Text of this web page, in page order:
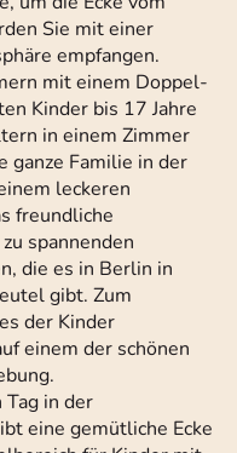
Sie mit einer
empfangen.
mit einem Doppel-
Kinder bis 17 Jahre
in einem Zimmer
ganze Familie in der
leckeren
freundliche
spannenden
die es in Berlin in
gibt. Zum
der Kinder
einem der schönen
Tag in der
eine gemütliche Ecke